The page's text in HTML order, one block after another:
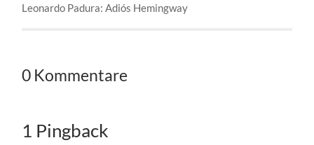
Leonardo Padura: Adiós Hemingway
0 Kommentare
1 Pingback